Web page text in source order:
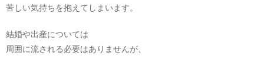
苦しい気持ちを抱えてしまいます。
結婚や出産については
周囲に流される必要はありませんが、